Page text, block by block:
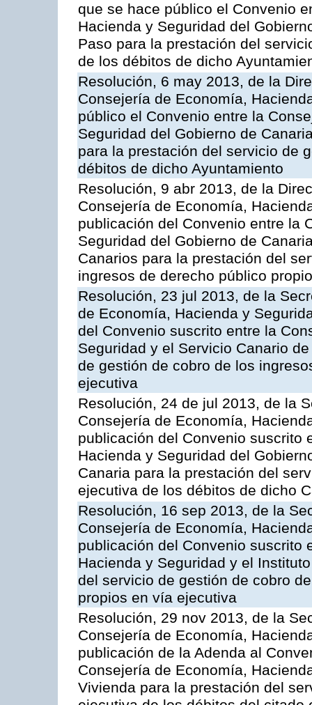
que se hace público el Convenio
Hacienda y Seguridad del
Paso para la prestación del
de los débitos de dicho
Resolución, 6 may 2013, de la
Consejería de Economía,
público el Convenio entre la
Seguridad del Gobierno de
para la prestación del servicio de
débitos de dicho Ayuntamiento
Resolución, 9 abr 2013, de la
Consejería de Economía,
publicación del Convenio entre la
Seguridad del Gobierno de
Canarios para la prestación del
ingresos de derecho público
Resolución, 23 jul 2013, de la
de Economía, Hacienda y
del Convenio suscrito entre la
Seguridad y el Servicio Canario
de gestión de cobro de los
ejecutiva
Resolución, 24 de jul 2013, de la
Consejería de Economía,
publicación del Convenio suscrito
Hacienda y Seguridad del
Canaria para la prestación del
ejecutiva de los débitos de dicho
Resolución, 16 sep 2013, de la
Consejería de Economía,
publicación del Convenio suscrito
Hacienda y Seguridad y el
del servicio de gestión de cobro
propios en vía ejecutiva
Resolución, 29 nov 2013, de la
Consejería de Economía,
publicación de la Adenda al
Consejería de Economía,
Vivienda para la prestación del